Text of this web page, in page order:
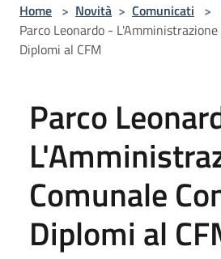
Home > Novità > Comunicati >
Parco Leonardo -
Diplomi al CFM
Parco
Comunale
Diplomi al